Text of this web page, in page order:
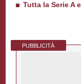
Tutta la Serie A
PUBBLICITÀ